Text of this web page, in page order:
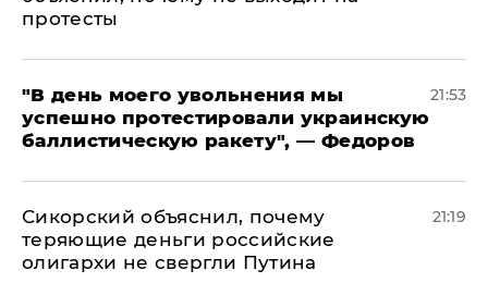
протесты
​"В день моего увольнения мы
успешно протестировали украинскую
баллистическую ракету", — Федоров
21:53
Сикорский объяснил, почему
теряющие деньги российские
олигархи не свергли Путина
21:19